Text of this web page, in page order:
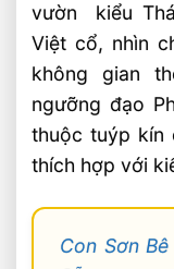
vườn kiểu
Việt cổ, nhìn
không gian
ngưỡng đạo
thuộc tuýp kín
thích hợp với
Con Sơn